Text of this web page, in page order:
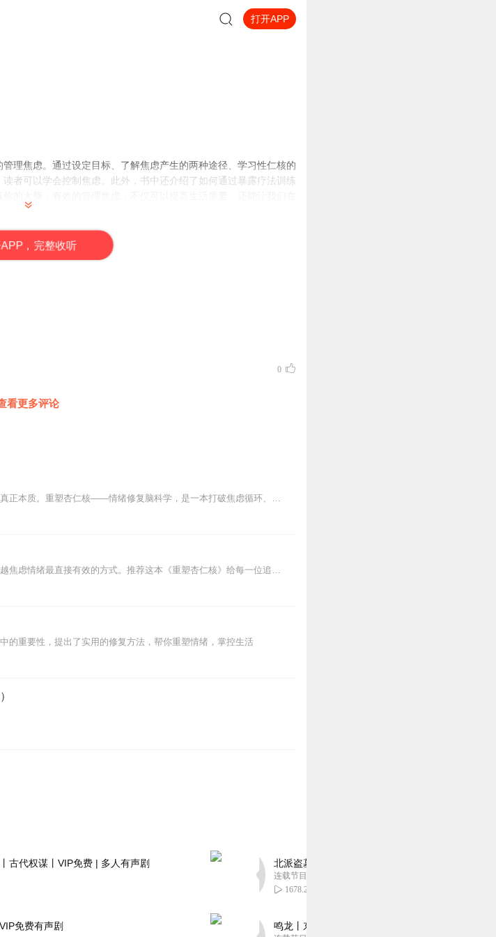
打开APP
理焦虑。通过设定目标、了解焦虑产生的两种途径、学习性仁核的
者可以学会控制焦虑。此外，书中还介绍了如何通过暴露疗法训练
APP，完整收听
0
看更多评论
每个人都经历过焦虑，却很少有人了解焦虑的真正本质。重塑杏仁核——情绪修复脑科学，是一本打破焦虑循环、训练强大内心的自救手册。
通过科学管理和积极行动，驯化杏仁核，是穿越焦虑情绪最直接有效的方式。推荐这本《重塑杏仁核》给每一位追求内心平静的朋友，它会帮助我们的生活回归平衡与和谐。—章怡文
的重要性，提出了实用的修复方法，帮你重塑情绪，掌控生活
古代权谋丨VIP免费 | 多人有声剧
免费有声剧
北派盗墓笔记丨头陀渊出品丨悬疑灵异丨摸金校尉
连载节目超五百集
1678.28万
鸣龙丨东方玄幻丨紫襟团队丨轻松搞笑丨多人有声